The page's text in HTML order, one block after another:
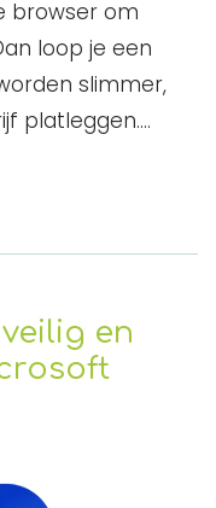
browser om
loop je een
slimmer,
platleggen.…
en